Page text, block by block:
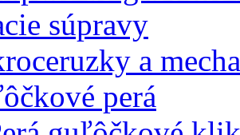
súpravy
a
perá